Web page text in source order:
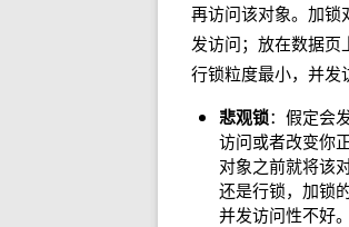
再访问该对象。加锁
发访问；放在数据
行锁粒度最小，并发
悲观锁：假定会
访问或者改变你
对象之前就将该
还是行锁，加锁
并发访问性不好。